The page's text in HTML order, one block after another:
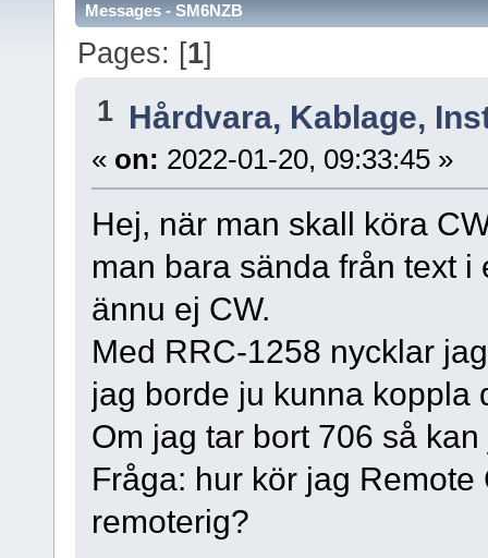
Messages - SM6NZB
Pages: [1]
1 Hårdvara, Kablage,
« on: 2022-01-20, 09:33:45 »
Hej, när man skall köra
man bara sända från text
ännu ej CW.
Med RRC-1258 nycklar
jag borde ju kunna koppla
Om jag tar bort 706 så
Fråga: hur kör jag
remoterig?